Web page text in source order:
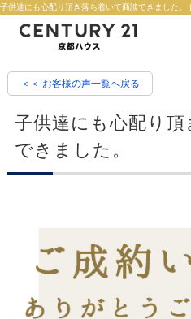
＜＜ お客様の声一覧へ戻る
子供達にも心配り
できました。